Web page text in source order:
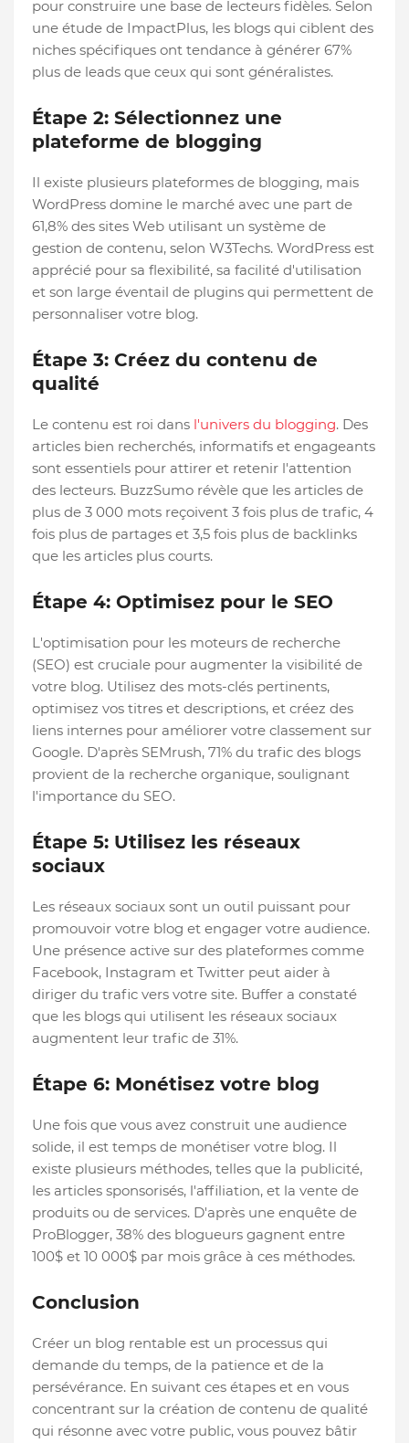
pour construire une base de lecteurs fidèles. Selon
une étude de ImpactPlus, les blogs qui ciblent des
niches spécifiques ont tendance à générer 67%
plus de leads que ceux qui sont généralistes.
Étape 2: Sélectionnez une
plateforme de blogging
Il existe plusieurs plateformes de blogging, mais
WordPress domine le marché avec une part de
61,8% des sites Web utilisant un système de
gestion de contenu, selon W3Techs. WordPress est
apprécié pour sa flexibilité, sa facilité d'utilisation
et son large éventail de plugins qui permettent de
personnaliser votre blog.
Étape 3: Créez du contenu de
qualité
Le contenu est roi dans l'univers du blogging. Des
articles bien recherchés, informatifs et engageants
sont essentiels pour attirer et retenir l'attention
des lecteurs. BuzzSumo révèle que les articles de
plus de 3 000 mots reçoivent 3 fois plus de trafic, 4
fois plus de partages et 3,5 fois plus de backlinks
que les articles plus courts.
Étape 4: Optimisez pour le SEO
L'optimisation pour les moteurs de recherche
(SEO) est cruciale pour augmenter la visibilité de
votre blog. Utilisez des mots-clés pertinents,
optimisez vos titres et descriptions, et créez des
liens internes pour améliorer votre classement sur
Google. D'après SEMrush, 71% du trafic des blogs
provient de la recherche organique, soulignant
l'importance du SEO.
Étape 5: Utilisez les réseaux
sociaux
Les réseaux sociaux sont un outil puissant pour
promouvoir votre blog et engager votre audience.
Une présence active sur des plateformes comme
Facebook, Instagram et Twitter peut aider à
diriger du trafic vers votre site. Buffer a constaté
que les blogs qui utilisent les réseaux sociaux
augmentent leur trafic de 31%.
Étape 6: Monétisez votre blog
Une fois que vous avez construit une audience
solide, il est temps de monétiser votre blog. Il
existe plusieurs méthodes, telles que la publicité,
les articles sponsorisés, l'affiliation, et la vente de
produits ou de services. D'après une enquête de
ProBlogger, 38% des blogueurs gagnent entre
100$ et 10 000$ par mois grâce à ces méthodes.
Conclusion
Créer un blog rentable est un processus qui
demande du temps, de la patience et de la
persévérance. En suivant ces étapes et en vous
concentrant sur la création de contenu de qualité
qui résonne avec votre public, vous pouvez bâtir